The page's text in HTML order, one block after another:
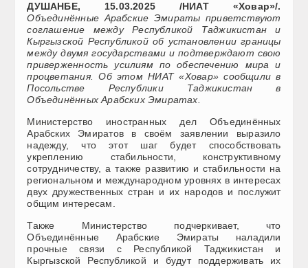
ДУШАНБЕ, 15.03.2025 /НИАТ «Ховар»/.
Объединённые Арабские Эмираты приветствуют
соглашение между Республикой Таджикистан и
Кыргызской Республикой об установлении границы
между двумя государствами и подтверждают свою
приверженность усилиям по обеспечению мира и
процветания. Об этом НИАТ «Ховар» сообщили в
Посольстве Республики Таджикистан в
Объединённых Арабских Эмиратах.
Министерство иностранных дел Объединённых
Арабских Эмиратов в своём заявлении выразило
надежду, что этот шаг будет способствовать
укреплению стабильности, конструктивному
сотрудничеству, а также развитию и стабильности на
региональном и международном уровнях в интересах
двух дружественных стран и их народов и послужит
общим интересам.
Также Министерство подчеркивает, что
Объединённые Арабские Эмираты наладили
прочные связи с Республикой Таджикистан и
Кыргызской Республикой и будут поддерживать их